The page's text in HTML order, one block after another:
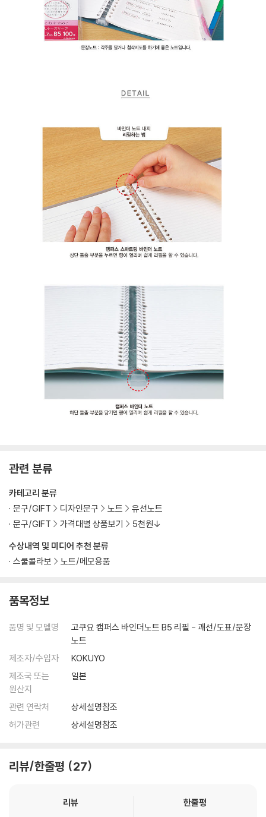
관련 분류
수상내역 및 미디어 추천 분류
스쿨콜라보
노트/메모용품
카테고리 분류
문구/GIFT
디자인문구 노트
유선노트
문구/GIFT
가격대별 상품보기 5천원↓
품목정보
품명 및 모델명
고쿠요 캠퍼스 바인더노트 B5 리필 - 괘선/도표/문장
노트
제조자/수입자
KOKUYO
제조국 또는
원산지
일본
관련 연락처
상세설명참조
허가관련
상세설명참조
리뷰/한줄평 27
리뷰 한줄평